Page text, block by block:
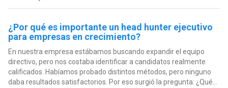
¿Por qué es importante un head hunter ejecutivo
para empresas en crecimiento?
En nuestra empresa estábamos buscando expandir el equipo
directivo, pero nos costaba identificar a candidatos realmente
calificados. Habíamos probado distintos métodos, pero ninguno
daba resultados satisfactorios. Por eso surgió la pregunta: ¿Qué...